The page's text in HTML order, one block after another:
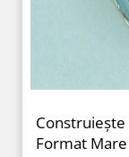
Construiește
Format Mare